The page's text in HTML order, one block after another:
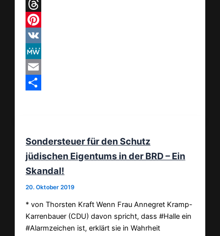
Telegram
Threads
Pinterest
VK
MeWe
Email
Sondersteuer für den Schutz
jüdischen Eigentums in der BRD – Ein
Skandal!
20. Oktober 2019
* von Thorsten Kraft Wenn Frau Annegret Kramp-
Karrenbauer (CDU) davon spricht, dass #Halle ein
#Alarmzeichen ist, erklärt sie in Wahrheit